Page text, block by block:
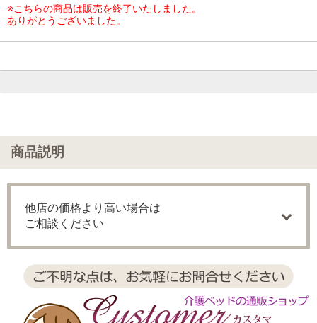
※こちらの商品は販売を終了いたしました。
ありがとうございました。
商品説明
他店の価格より高い場合は
ご相談ください